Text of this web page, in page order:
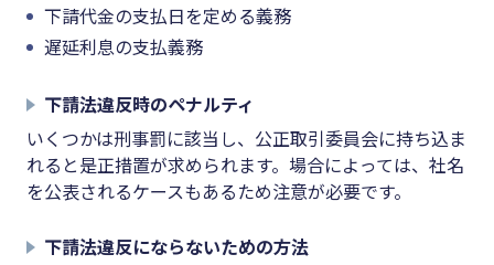
下請代金の支払日を定める義務
遅延利息の支払義務
下請法違反時のペナルティ
いくつかは刑事罰に該当し、公正取引委員会に持ち込ま
れると是正措置が求められます。場合によっては、社名
を公表されるケースもあるため注意が必要です。
下請法違反にならないための方法